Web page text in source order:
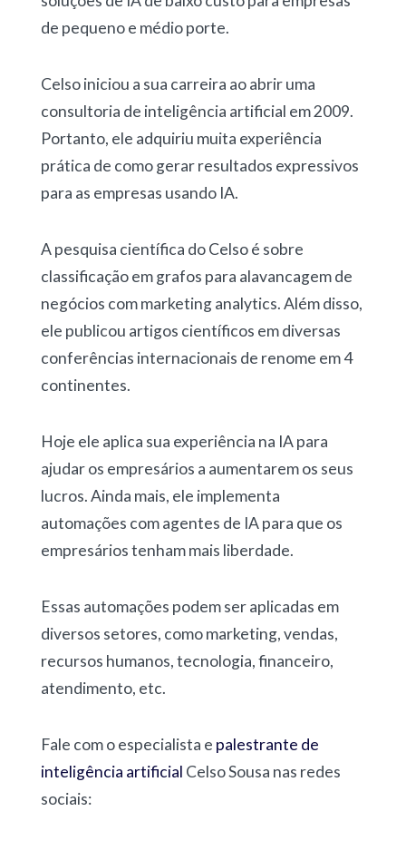
de pequeno e médio porte.
Celso iniciou a sua carreira ao abrir uma
consultoria de inteligência artificial em 2009.
Portanto, ele adquiriu muita experiência
prática de como gerar resultados expressivos
para as empresas usando IA.
A pesquisa científica do Celso é sobre
classificação em grafos para alavancagem de
negócios com marketing analytics. Além disso,
ele publicou artigos científicos em diversas
conferências internacionais de renome em 4
continentes.
Hoje ele aplica sua experiência na IA para
ajudar os empresários a aumentarem os seus
lucros. Ainda mais, ele implementa
automações com agentes de IA para que os
empresários tenham mais liberdade.
Essas automações podem ser aplicadas em
diversos setores, como marketing, vendas,
recursos humanos, tecnologia, financeiro,
atendimento, etc.
Fale com o especialista e palestrante de
inteligência artificial Celso Sousa nas redes
sociais: